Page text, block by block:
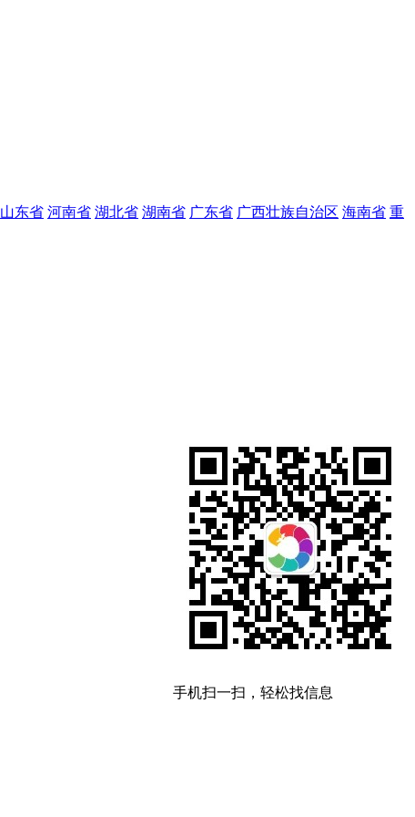
山东省 河南省 湖北省 湖南省 广东省 广西壮族自治区 海南省 重
手机扫一扫，轻松找信息